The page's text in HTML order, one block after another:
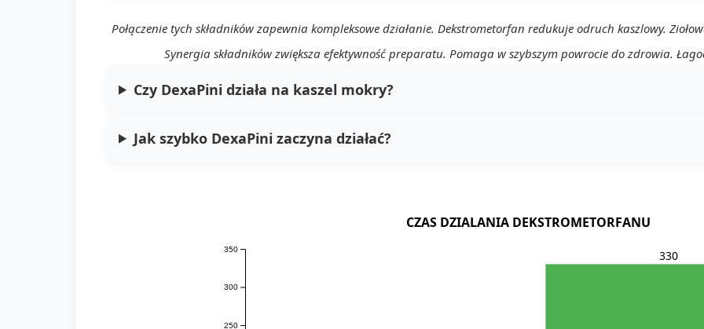
Połączenie tych składników zapewnia kompleksowe działanie. Dekstrometorfan redukuje odruch kaszlowy.
Synergia składników zwiększa efektywność preparatu. Pomaga w szybszym powrocie do zdrowia.
Czy DexaPini działa na kaszel mokry?
Jak szybko DexaPini zaczyna działać?
CZAS DZIALANIA DEKSTROMETORFANU
250
300
350 330